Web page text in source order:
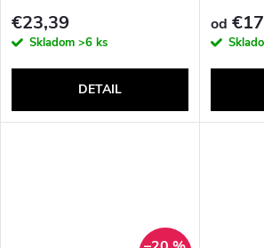
€23,39
Skladom >6 ks
DETAIL
od